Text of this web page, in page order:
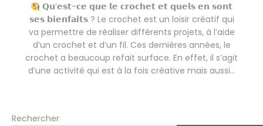
𝗤𝘂’𝗲𝘀𝘁-𝗰𝗲 𝗾𝘂𝗲 𝗹𝗲 𝗰𝗿𝗼𝗰𝗵𝗲𝘁 𝗲𝘁 𝗾𝘂𝗲𝗹𝘀 𝗲𝗻 𝘀𝗼𝗻𝘁
𝘀𝗲𝘀 𝗯𝗶𝗲𝗻𝗳𝗮𝗶𝘁𝘀 ? Le crochet est un loisir créatif qui
va permettre de réaliser différents projets, à l’aide
d’un crochet et d’un fil. Ces dernières années, le
crochet a beaucoup refait surface. En effet, il s’agit
d’une activité qui est à la fois créative mais aussi…
Rechercher